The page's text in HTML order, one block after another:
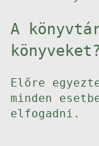
A
könyveket?
Előre
minden
elfogadni.